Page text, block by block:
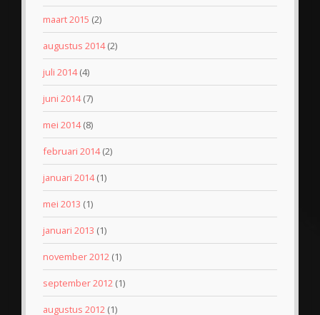
maart 2015 (2)
augustus 2014(2)
juli 2014(4)
juni 2014(7)
mei 2014(8)
februari 2014(2)
januari 2014(1)
mei 2013 (1)
januari 2013 (1)
november 2012 (1)
september 2012 (1)
augustus 2012 (1)